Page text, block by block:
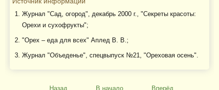
Журнал "Сад, огород", декабрь 2000 г., "Секреты красоты:
Орехи и сухофрукты";
"Орех – еда для всех" Аплед В. В.;
Журнал "Объеденье", спецвыпуск №21, "Ореховая осень".
Назад
В начало
Вперёд